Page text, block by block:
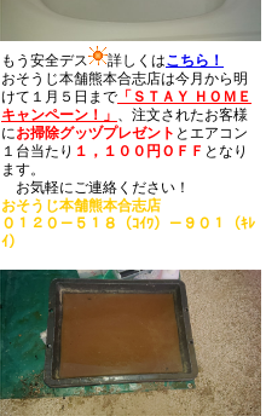
もう安全デス 詳しくはこちら！
おそうじ本舗熊本合志店は今月から明
けて１月５日まで 「ＳＴＡＹ ＨＯＭＥ
キャンペーン！」 、注文されたお客様
にお掃除グッヅプレゼント とエアコン
１台当たり １，１００円ＯＦＦ となり
ます。
お気軽にご連絡ください！
おそうじ本舗熊本合志店
０１２０－５１８（ｺｲﾜ）－９０１（ｷﾚ
ｲ）